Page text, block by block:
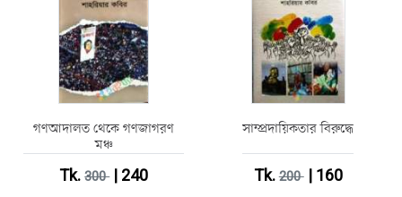
গণআদালত থেকে গণজাগরণ
মঞ্চ
Tk.300| 240
সাম্প্রদায়িকতার বিরুদ্ধে
Tk.200| 160